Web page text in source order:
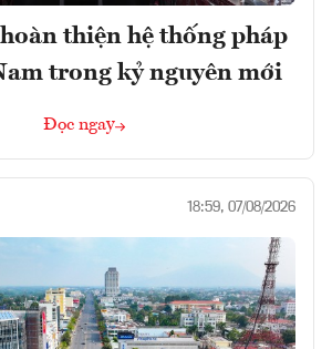
thiện hệ thống pháp
trong kỷ nguyên mới
Đọc ngay
18:59, 07/08/2026